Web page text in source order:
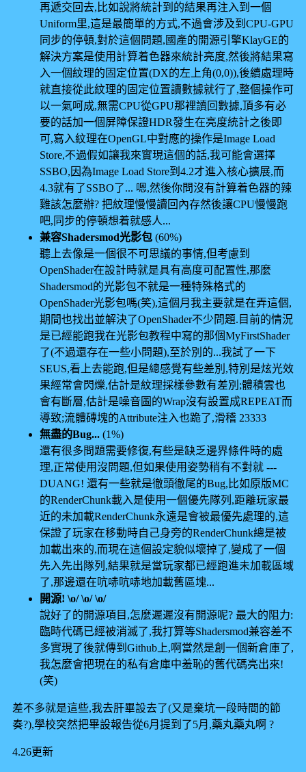
再遞交回去,比如說將統計到的結果再注入到一個
Uniform里,這是最簡單的方式,不過會涉及到CPU-GPU
同步的停頓,對於這個問題,國產的開源引擎KlayGE的
解決方案是使用計算着色器來統計亮度,然後將結果寫
入一個紋理的固定位置(DX的左上角(0,0)),後續處理時
就直接從此紋理的固定位置讀數據就行了,整個操作可
以一氣呵成,無需CPU從GPU那裡讀回數據,頂多有必
要的話加一個屏障保證HDR發生在亮度統計之後即
可,寫入紋理在OpenGL中對應的操作是Image Load
Store,不過假如讓我來實現這個的話,我可能會選擇
SSBO,因為Image Load Store到4.2才進入核心擴展,而
4.3就有了SSBO了... 嗯,然後你問沒有計算着色器的辣
雞該怎麼辦? 把紋理慢慢讀回內存然後讓CPU慢慢跑
吧,同步的停頓想着就感人...
兼容Shadersmod光影包(60%)
聽上去像是一個很不可思議的事情,但考慮到
OpenShader在設計時就是具有高度可配置性,那麼
Shadersmod的光影包不就是一種特殊格式的
OpenShader光影包嗎(笑),這個月我主要就是在弄這個,
期間也找出並解決了OpenShader不少問題.目前的情況
是已經能跑我在光影包教程中寫的那個MyFirstShader
了(不過還存在一些小問題),至於別的...我試了一下
SEUS,看上去能跑,但是總感覺有些差別,特別是炫光效
果經常會閃爍,估計是紋理採樣參數有差別;體積雲也
會有斷層,估計是噪音圖的Wrap沒有設置成REPEAT而
導致;流體磚塊的Attribute注入也跪了,滑稽 23333
無盡的Bug...(1%)
還有很多問題需要修復,有些是缺乏邊界條件時的處
理,正常使用沒問題,但如果使用姿勢稍有不對就 ---
DUANG! 還有一些就是徹頭徹尾的Bug,比如原版MC
的RenderChunk載入是使用一個優先隊列,距離玩家最
近的未加載RenderChunk永遠是會被最優先處理的,這
保證了玩家在移動時自己身旁的RenderChunk總是被
加載出來的,而現在這個設定貌似壞掉了,變成了一個
先入先出隊列,結果就是當玩家都已經跑進未加載區域
了,那邊還在吭哧吭哧地加載舊區塊...
開源! \o/ \o/ \o/
說好了的開源項目,怎麼遲遲沒有開源呢? 最大的阻力:
臨時代碼已經被消滅了,我打算等Shadersmod兼容差不
多實現了後就傳到Github上,啊當然是創一個新倉庫了,
我怎麼會把現在的私有倉庫中羞恥的舊代碼亮出來!
(笑)
差不多就是這些,我去肝畢設去了(又是棄坑一段時間的節
奏?),學校突然把畢設報告從6月提到了5月,藥丸藥丸啊 ?
4.26更新